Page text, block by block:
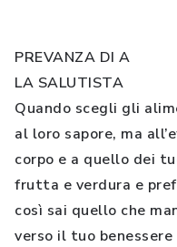
PREVANZA DI A
LA SALUTISTA
Quando scegli gli
al loro sapore, ma
corpo e a quello dei
frutta e verdura e
così sai quello che
verso il tuo